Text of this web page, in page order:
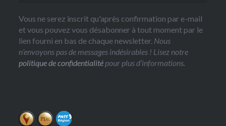
Vous ne serez inscrit qu'après confirmation par e-mail
et vous pouvez vous désabonner à tout moment par le
lien fourni en bas de chaque newsletter. Nous
n’envoyons pas de messages indésirables ! Lisez notre
politique de confidentialité pour plus d’informations.